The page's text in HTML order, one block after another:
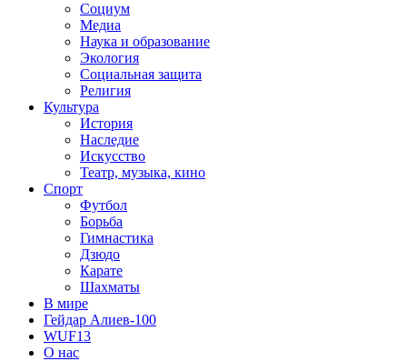
Социум
Медиа
Наука и образование
Экология
Социальная защита
Религия
Культура
История
Наследие
Искусство
Театр, музыка, кино
Спорт
Футбол
Борьба
Гимнастика
Дзюдо
Карате
Шахматы
В мире
Гейдар Алиев-100
WUF13
О нас